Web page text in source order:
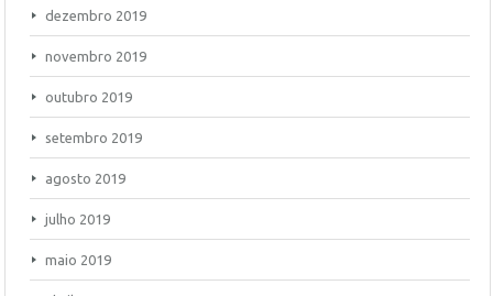
dezembro 2019
novembro 2019
outubro 2019
setembro 2019
agosto 2019
julho 2019
maio 2019